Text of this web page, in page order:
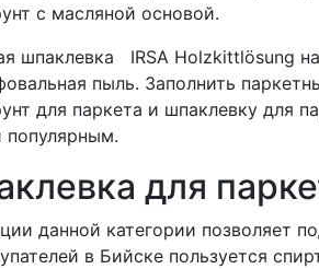
с масляной основой.
шпаклевка IRSA Holzkittlösung
пыль. Заполнить
для паркета и шпаклевку для
популярным.
для
данной категории позволяет
в Бийске пользуется